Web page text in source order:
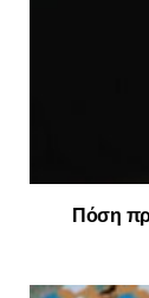
Πόση